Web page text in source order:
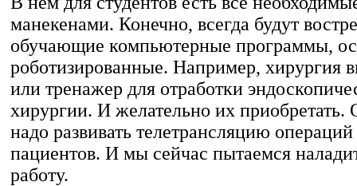
манекенами. Конечно, всегда будут
обучающие компьютерные программы,
роботизированные. Например, хирургия
или тренажер для отработки
хирургии. И желательно их приобретать.
надо развивать телетрансляцию операций
пациентов. И мы сейчас пытаемся
работу.